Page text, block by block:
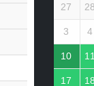
27 28
3 4
10 11
17 18